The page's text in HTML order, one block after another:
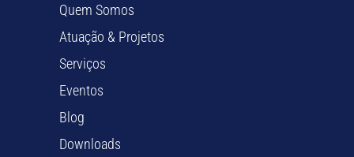
Quem Somos
Atuação & Projetos
Serviços
Eventos
Blog
Downloads